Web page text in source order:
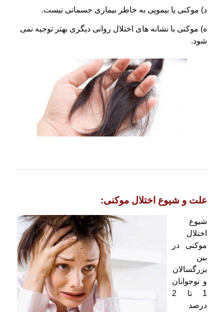
د) موکنی یا بیمویی به خاطر بیماری جسمانی نیست.
ه) موکنی با نشانه های اختلال روانی دیگری بهتر توجیه نمی
شود.
علت و شیوع اختلال موکنی:
شیوع
اختلال
موکنی در
بین
بزرگسالان
و نوجوانان
1 تا 2
درصد